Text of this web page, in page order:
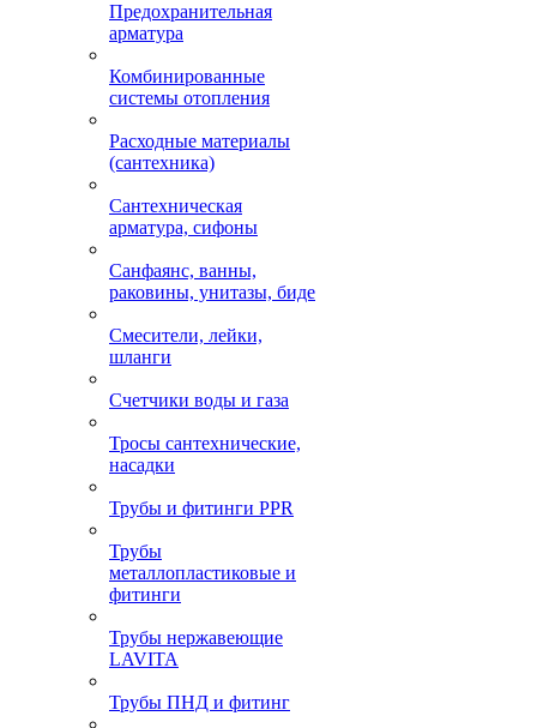
Предохранительная
арматура
Комбинированные
системы отопления
Расходные материалы
(сантехника)
Сантехническая
арматура, сифоны
Санфаянс, ванны,
раковины, унитазы, биде
Смесители, лейки,
шланги
Счетчики воды и газа
Тросы сантехнические,
насадки
Трубы и фитинги PPR
Трубы
металлопластиковые и
фитинги
Трубы нержавеющие
LAVITA
Трубы ПНД и фитинг